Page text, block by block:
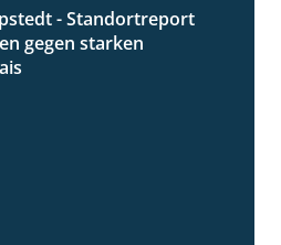
9:11
- Standortreport
gegen starken